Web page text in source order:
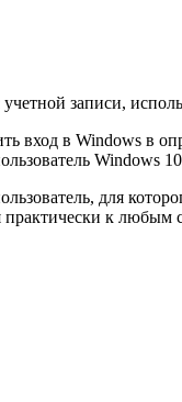
записи,
вход в Windows в
Windows
для
практически к